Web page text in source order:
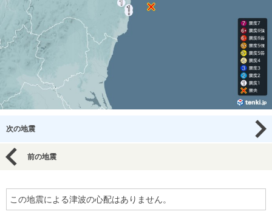
次の地震
前の地震
この地震による津波の心配はありません。